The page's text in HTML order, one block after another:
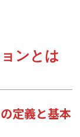
ンとは
定義と基本